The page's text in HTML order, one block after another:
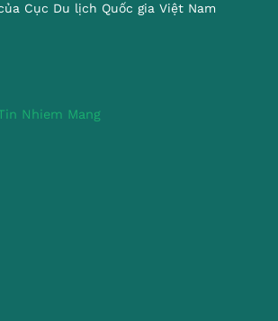
Cục Du lịch Quốc gia Việt Nam